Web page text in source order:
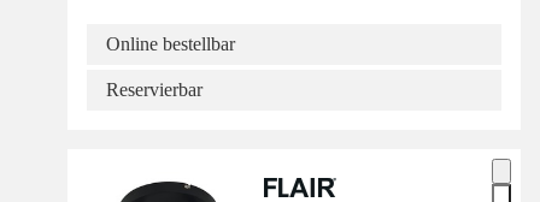
Online bestellbar
Reservierbar